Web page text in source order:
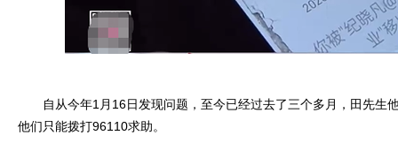
自从今年1月16日发现问题，至今已经过去了三个多月，田先生
他们只能拨打96110求助。